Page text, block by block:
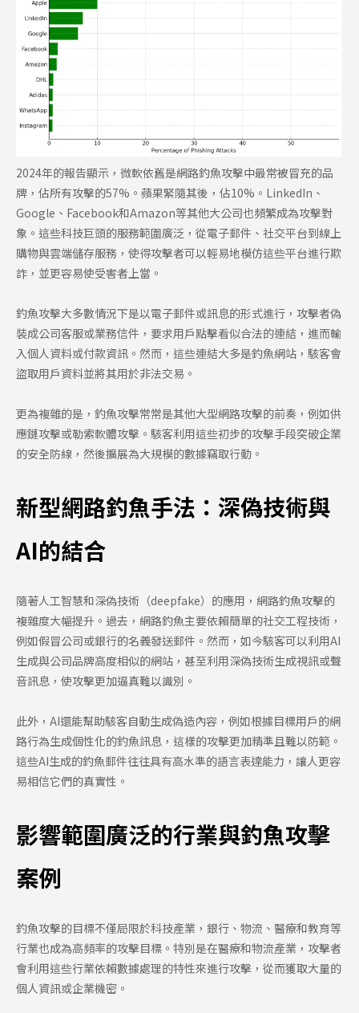
2024年的報告顯示，微軟依舊是網路釣魚攻擊中最常被冒充的品
牌，佔所有攻擊的57%。蘋果緊隨其後，佔10%。LinkedIn、
Google、Facebook和Amazon等其他大公司也頻繁成為攻擊對
象。這些科技巨頭的服務範圍廣泛，從電子郵件、社交平台到線上
購物與雲端儲存服務，使得攻擊者可以輕易地模仿這些平台進行欺
詐，並更容易使受害者上當。
釣魚攻擊大多數情況下是以電子郵件或訊息的形式進行，攻擊者偽
裝成公司客服或業務信件，要求用戶點擊看似合法的連結，進而輸
入個人資料或付款資訊。然而，這些連結大多是釣魚網站，駭客會
盜取用戶資料並將其用於非法交易。
更為複雜的是，釣魚攻擊常常是其他大型網路攻擊的前奏，例如供
應鏈攻擊或勒索軟體攻擊。駭客利用這些初步的攻擊手段突破企業
的安全防線，然後擴展為大規模的數據竊取行動。
新型網路釣魚手法：深偽技術與
AI的結合
隨著人工智慧和深偽技術（deepfake）的應用，網路釣魚攻擊的
複雜度大幅提升。過去，網路釣魚主要依賴簡單的社交工程技術，
例如假冒公司或銀行的名義發送郵件。然而，如今駭客可以利用AI
生成與公司品牌高度相似的網站，甚至利用深偽技術生成視訊或聲
音訊息，使攻擊更加逼真難以識別。
此外，AI還能幫助駭客自動生成偽造內容，例如根據目標用戶的網
路行為生成個性化的釣魚訊息，這樣的攻擊更加精準且難以防範。
這些AI生成的釣魚郵件往往具有高水準的語言表達能力，讓人更容
易相信它們的真實性。
影響範圍廣泛的行業與釣魚攻擊
案例
釣魚攻擊的目標不僅局限於科技產業，銀行、物流、醫療和教育等
行業也成為高頻率的攻擊目標。特別是在醫療和物流產業，攻擊者
會利用這些行業依賴數據處理的特性來進行攻擊，從而獲取大量的
個人資訊或企業機密。